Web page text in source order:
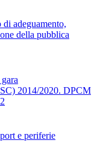
adeguamento,
della pubblica
2014/2020. DPCM
e periferie